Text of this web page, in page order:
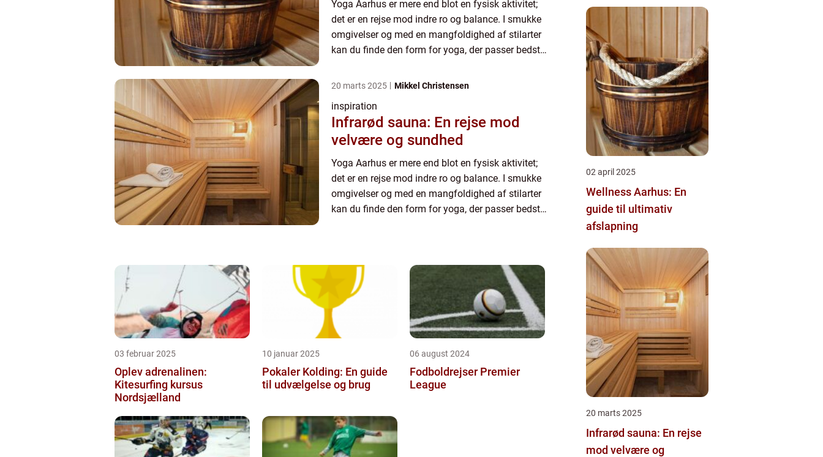
Yoga Aarhus er mere end blot en fysisk aktivitet;
det er en rejse mod indre ro og balance. I smukke
omgivelser og med en mangfoldighed af stilarter
kan du finde den form for yoga, der passer bedst
&osl...
20 marts 2025 Mikkel Christensen
inspiration
Infrarød sauna: En rejse mod
velvære og sundhed
Yoga Aarhus er mere end blot en fysisk aktivitet;
det er en rejse mod indre ro og balance. I smukke
omgivelser og med en mangfoldighed af stilarter
kan du finde den form for yoga, der passer bedst
03 februar 2025
Oplev adrenalinen:
Kitesurfing kursus
Nordsjælland
10 januar 2025
Pokaler Kolding: En guide
til udvælgelse og brug
06 august 2024
Fodboldrejser Premier
League
02 april 2025
Wellness Aarhus: En
guide til ultimativ
afslapning
20 marts 2025
Infrarød sauna: En rejse
mod velvære og